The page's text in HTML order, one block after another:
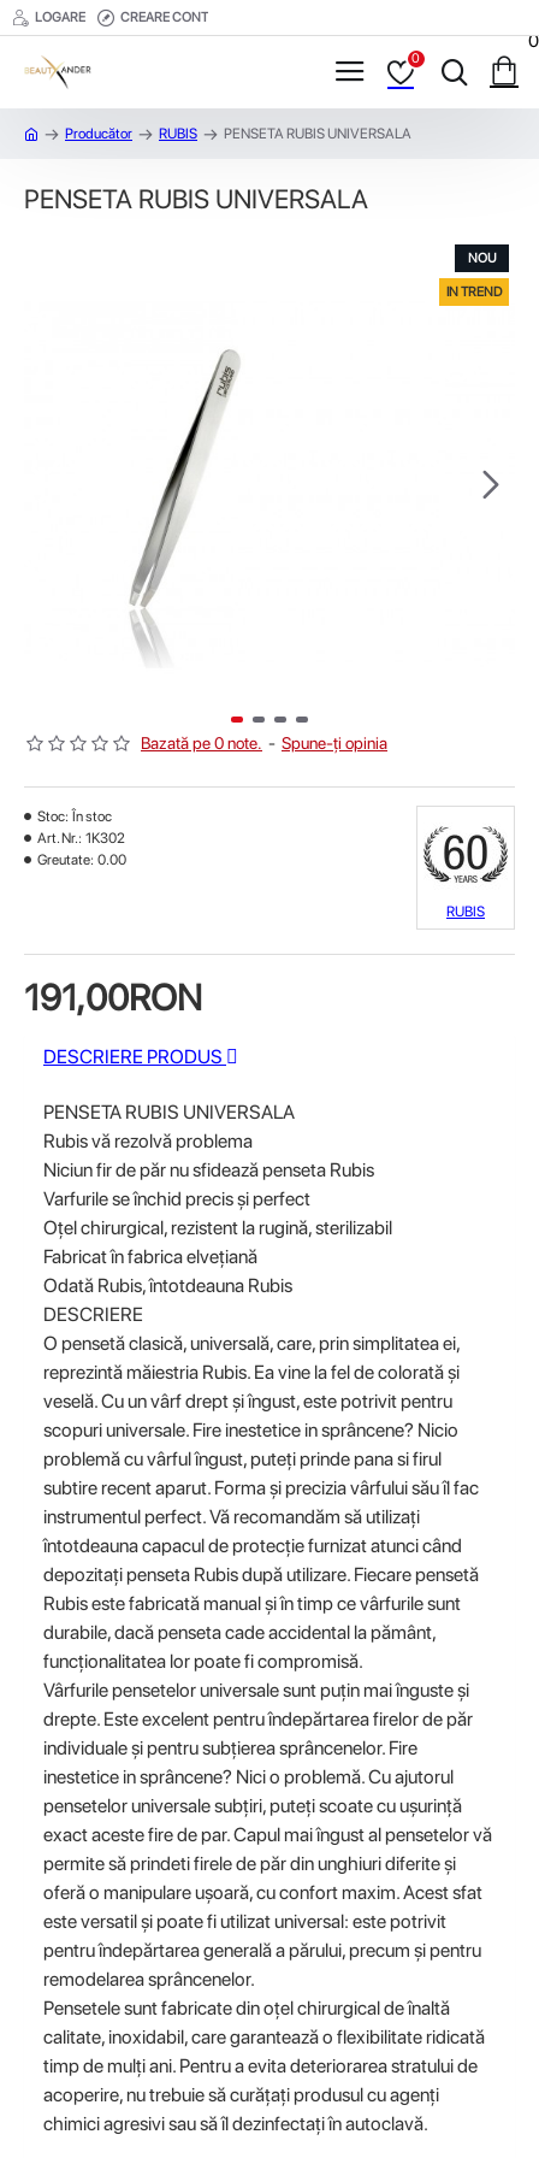
LOGARE CREARE CONT
0
0
Producător RUBIS PENSETA RUBIS UNIVERSALA
PENSETA RUBIS UNIVERSALA
NOU
IN TREND
Bazată pe 0 note. - Spune-ţi opinia
191,00RON
Stoc: În stoc
Art. Nr.: 1K302
Greutate: 0.00
RUBIS
DESCRIERE PRODUS
PENSETA RUBIS UNIVERSALA
Rubis vă rezolvă problema
Niciun fir de păr nu sfidează penseta Rubis
Varfurile se închid precis și perfect
Oțel chirurgical, rezistent la rugină, sterilizabil
Fabricat în fabrica elvețiană
Odată Rubis, întotdeauna Rubis
DESCRIERE
O pensetă clasică, universală, care, prin simplitatea ei,
reprezintă măiestria Rubis. Ea vine la fel de colorată și
veselă. Cu un vârf drept și îngust, este potrivit pentru
scopuri universale. Fire inestetice in sprâncene? Nicio
problemă cu vârful îngust, puteți prinde pana si firul
subtire recent aparut. Forma și precizia vârfului său îl fac
instrumentul perfect. Vă recomandăm să utilizați
întotdeauna capacul de protecție furnizat atunci când
depozitați penseta Rubis după utilizare. Fiecare pensetă
Rubis este fabricată manual și în timp ce vârfurile sunt
durabile, dacă penseta cade accidental la pământ,
funcționalitatea lor poate fi compromisă.
Vârfurile pensetelor universale sunt puțin mai înguste și
drepte. Este excelent pentru îndepărtarea firelor de păr
individuale și pentru subțierea sprâncenelor. Fire
inestetice in sprâncene? Nici o problemă. Cu ajutorul
pensetelor universale subțiri, puteți scoate cu ușurință
exact aceste fire de par. Capul mai îngust al pensetelor vă
permite să prindeti firele de păr din unghiuri diferite și
oferă o manipulare ușoară, cu confort maxim. Acest sfat
este versatil și poate fi utilizat universal: este potrivit
pentru îndepărtarea generală a părului, precum și pentru
remodelarea sprâncenelor.
Pensetele sunt fabricate din oțel chirurgical de înaltă
calitate, inoxidabil, care garantează o flexibilitate ridicată
timp de mulți ani. Pentru a evita deteriorarea stratului de
acoperire, nu trebuie să curățați produsul cu agenți
chimici agresivi sau să îl dezinfectați în autoclavă.